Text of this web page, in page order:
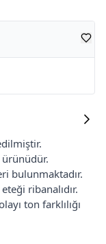
bulunmaktadır.
ribanalıdır.
ton farklılığı